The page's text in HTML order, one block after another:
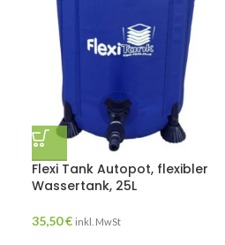
Flexi Tank Autopot, flexibler
Wassertank, 25L
35,50€ inkl. MwSt